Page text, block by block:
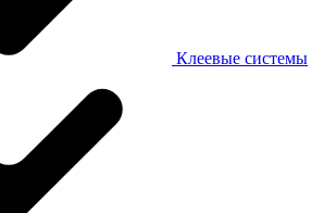
Клеевые системы